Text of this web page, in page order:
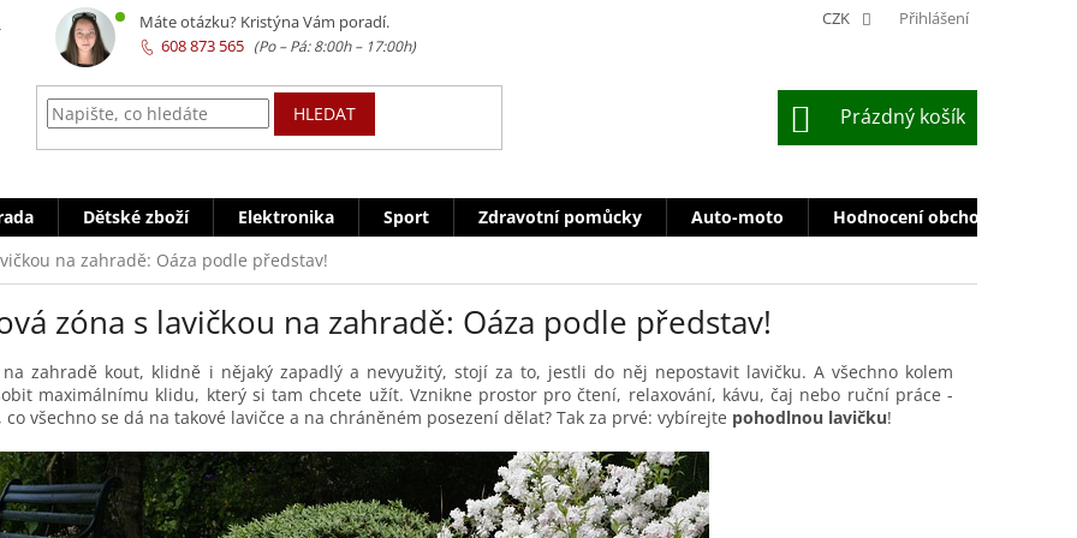
CZK Přihlášení
HLEDAT
NÁKUPNÍ
KOŠÍK
Prázdný košík
Dětské zboží Elektronika Sport Zdravotní pomůcky Auto-moto Hodnocení obchodu
na zahradě: Oáza podle představ!
zóna s lavičkou na zahradě: Oáza podle představ!
zahradě kout, klidně i nějaký zapadlý a nevyužitý, stojí za to, jestli do něj nepostavit lavičku. A všechno kolem
maximálnímu klidu, který si tam chcete užít. Vznikne prostor pro čtení, relaxování, kávu, čaj nebo ruční práce -
co všechno se dá na takové lavičce a na chráněném posezení dělat? Tak za prvé: vybírejte pohodlnou lavičku!
Máte otázku? Kristýna Vám poradí.
608 873 565